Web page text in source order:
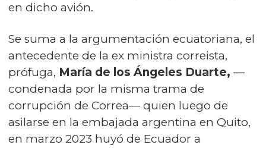
en dicho avión.
Se suma a la argumentación ecuatoriana, el
antecedente de la ex ministra correista,
prófuga, María de los Ángeles Duarte, —
condenada por la misma trama de
corrupción de Correa— quien luego de
asilarse en la embajada argentina en Quito,
en marzo 2023 huyó de Ecuador a